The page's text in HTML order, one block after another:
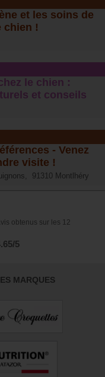
et les soins de
chien !
le chien :
et conseil s
- Venez
visite !
91310 Montlhéry
obtenus sur les 12
5
MARQUES